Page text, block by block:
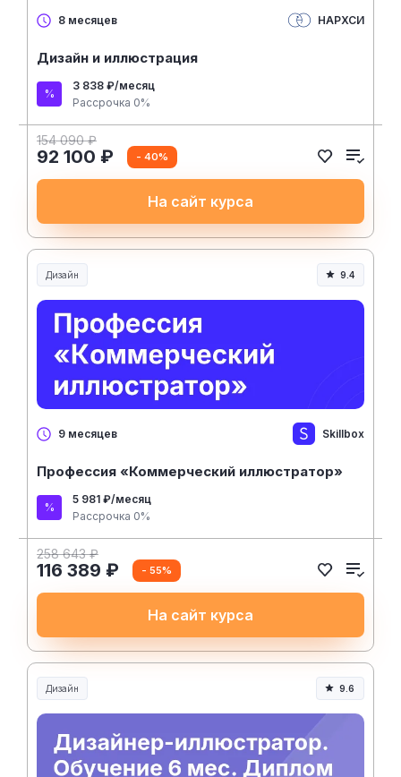
8 месяцев НАРХСИ
Дизайн и иллюстрация
3 838 ₽/месяц
Рассрочка 0%
154 090 ₽
92 100 ₽ - 40%
На сайт курса
Дизайн 9.4
9 месяцев Skillbox
Профессия «Коммерческий иллюстратор»
5 981 ₽/месяц
Рассрочка 0%
258 643 ₽
116 389 ₽ - 55%
На сайт курса
Дизайн 9.6